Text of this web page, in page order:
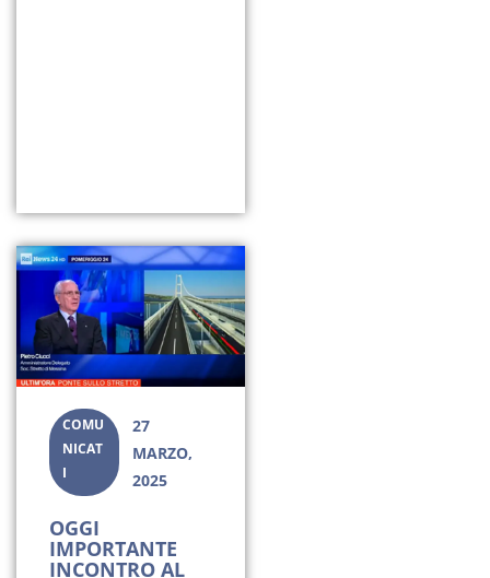
COMU
NICAT
I
27
MARZO,
2025
OGGI
IMPORTANTE
INCONTRO AL